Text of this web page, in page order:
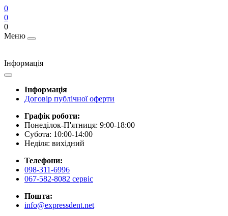
0
0
0
Меню
Інформація
Інформація
Договір публічної оферти
Графік роботи:
Понеділок-П'ятниця: 9:00-18:00
Субота: 10:00-14:00
Неділя: вихідний
Телефони:
098-311-6996
067-582-8082 сервіс
Пошта:
info@expressdent.net